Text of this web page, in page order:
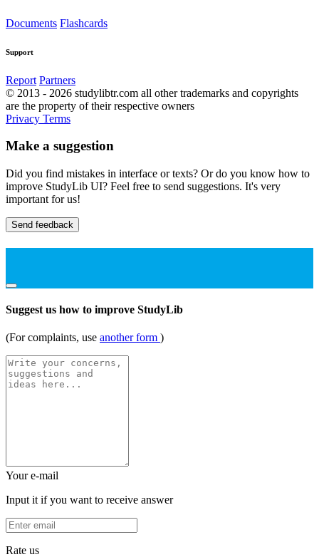
Documents Flashcards
Support
Report Partners
© 2013 - 2026 studylibtr.com all other trademarks and copyrights
are the property of their respective owners
Privacy Terms
Make a suggestion
Did you find mistakes in interface or texts? Or do you know how to
improve StudyLib UI? Feel free to send suggestions. It's very
important for us!
Send feedback
Suggest us how to improve StudyLib
(For complaints, use another form )
Your e-mail
Input it if you want to receive answer
Rate us